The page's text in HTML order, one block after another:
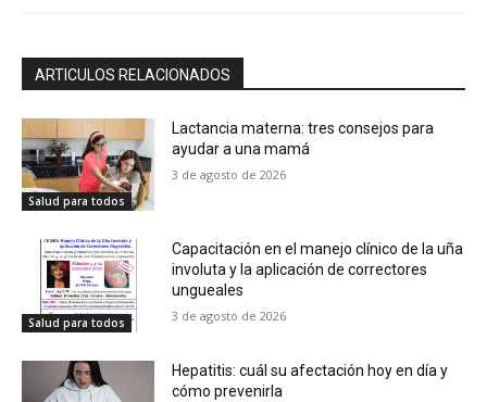
ARTICULOS RELACIONADOS
Salud para todos
Lactancia materna: tres consejos para
ayudar a una mamá
3 de agosto de 2026
Salud para todos
Capacitación en el manejo clínico de la uña
involuta y la aplicación de correctores
ungueales
3 de agosto de 2026
Hepatitis: cuál su afectación hoy en día y
cómo prevenirla